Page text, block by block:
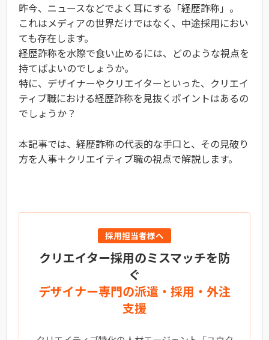
昨今、ニュースなどでよく耳にする「経歴詐称」。
これはメディアの世界だけではなく、中途採用におい
ても存在します。
経歴詐称を水際で食い止めるには、どのような視点を
持てばよいのでしょうか。
特に、デザイナーやクリエイターといった、クリエイ
ティブ職における経歴詐称を見抜くポイントはあるの
でしょうか？
本記事では、経歴詐称の代表的な手口と、その見破り
方を人事＋クリエイティブ職の視点で解説します。
採用担当者様へ
クリエイター採用のミスマッチを防
ぐ
デザイナー専門の派遣・採用・外注
支援